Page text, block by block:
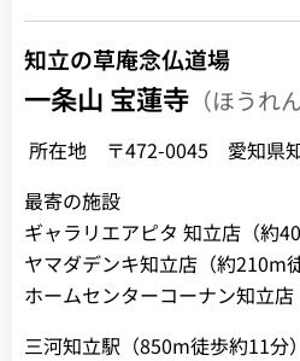
知立の草庵念仏道場
一条山 宝蓮寺 （ほうれ
所在地 〒472-0045 愛知県
最寄の施設
ギャラリエアピタ 知立店（約
ヤマダデンキ知立店（約210m
ホームセンターコーナン知立店
三河知立駅（850m徒歩約11分）